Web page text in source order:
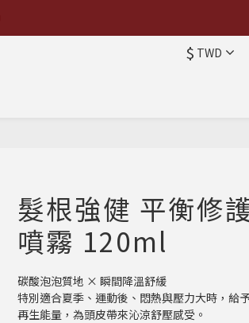
$ TWD
髮根強健 平衡修
噴霧 120ml
碳酸泡泡質地 × 瞬間降溫舒緩
特別適合夏季、運動後、悶熱與壓力大時，給
再生能量，為頭皮帶來沁涼舒壓感受。